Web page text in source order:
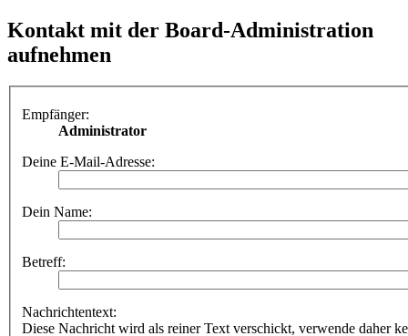
Kontakt mit der Board-Administration
aufnehmen
Empfänger:
Administrator
Deine E-Mail-Adresse:
Dein Name:
Betreff:
Nachrichtentext:
Diese Nachricht wird als reiner Text verschickt, verwende daher